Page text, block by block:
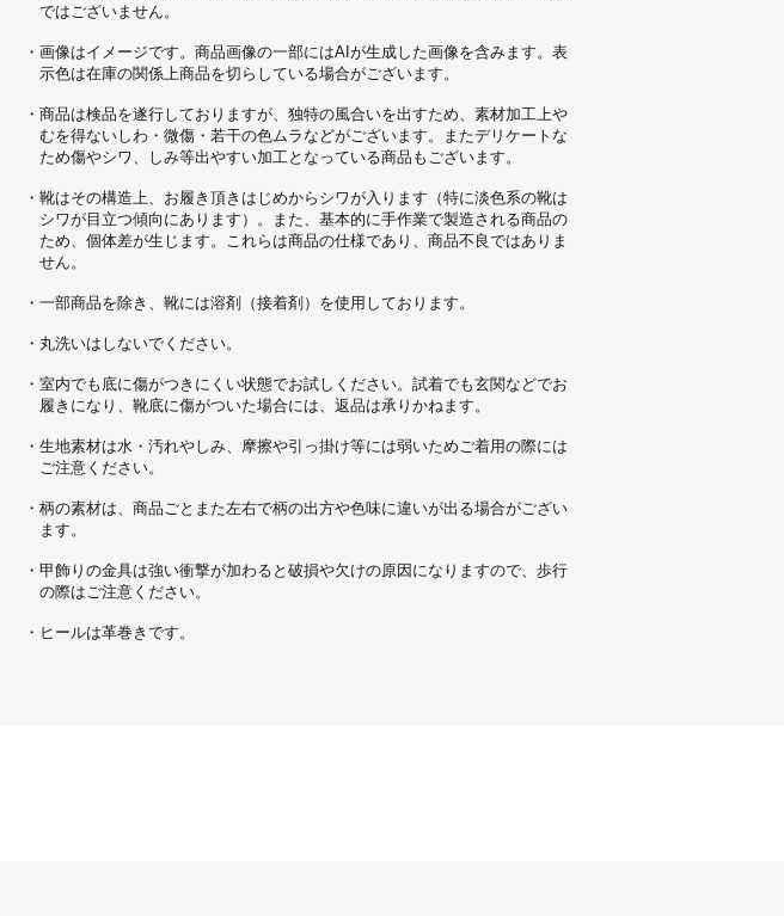
ではございません。
・画像はイメージです。商品画像の一部にはAIが生成した画像を含みます。表
示色は在庫の関係上商品を切らしている場合がございます。
・商品は検品を遂行しておりますが、独特の風合いを出すため、素材加工上
むを得ないしわ・微傷・若干の色ムラなどがございます。またデリケートな
ため傷やシワ、しみ等出やすい加工となっている商品もございます。
・靴はその構造上、お履き頂きはじめからシワが入ります（特に淡色系の靴は
シワが目立つ傾向にあります）。また、基本的に手作業で製造される商品の
ため、個体差が生じます。これらは商品の仕様であり、商品不良ではありま
せん。
・一部商品を除き、靴には溶剤（接着剤）を使用しております。
・丸洗いはしないでください。
・室内でも底に傷がつきにくい状態でお試しください。試着でも玄関などでお
履きになり、靴底に傷がついた場合には、返品は承りかねます。
・生地素材は水・汚れやしみ、摩擦や引っ掛け等には弱いためご着用の際には
ご注意ください。
・柄の素材は、商品ごとまた左右で柄の出方や色味に違いが出る場合がござい
ます。
・甲飾りの金具は強い衝撃が加わると破損や欠けの原因になりますので、歩行
の際はご注意ください。
・ヒールは革巻きです。